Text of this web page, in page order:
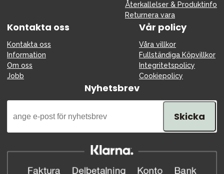
Återkallelser & Produktinfo
Returnera vara
Kontakta oss
Kontakta oss
Information
Om oss
Jobb
Vår policy
Våra villkor
Fullständiga Köpvillkor
Integritetspolicy
Cookiepolicy
Nyhetsbrev
Skicka
Presenttips
Våra favoriter
Varumärken
Sol och bad Outlet
Guider
Kontakta oss
Uthyrning Vår butik